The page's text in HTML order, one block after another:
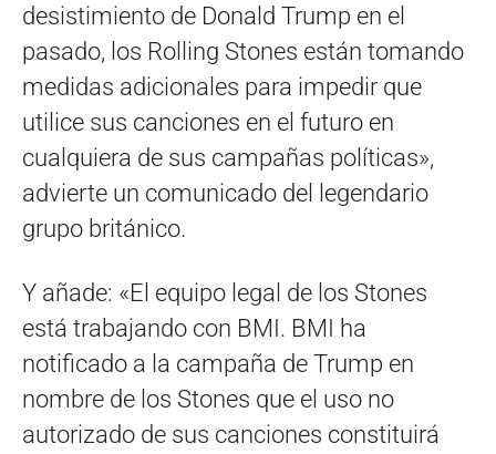
desistimiento de Donald Trump en el
pasado, los Rolling Stones están tomando
medidas adicionales para impedir que
utilice sus canciones en el futuro en
cualquiera de sus campañas políticas»,
advierte un comunicado del legendario
grupo británico.
Y añade: «El equipo legal de los Stones
está trabajando con BMI. BMI ha
notificado a la campaña de Trump en
nombre de los Stones que el uso no
autorizado de sus canciones constituirá